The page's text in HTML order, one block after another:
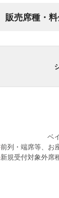
販売席種・
ベ
前列・端席等、お
新規受付対象外席